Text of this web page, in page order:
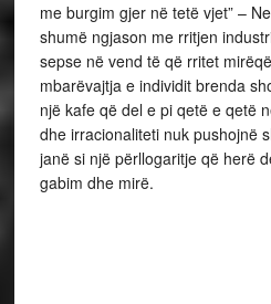
me burgim gjer në tetë vjet” –
shumë ngjason me rritjen
sepse në vend të që rritet
mbarëvajtja e individit brenda
një kafe që del e pi qetë e qetë
dhe irracionaliteti nuk pushojnë
janë si një përllogaritje që herë
gabim dhe mirë.